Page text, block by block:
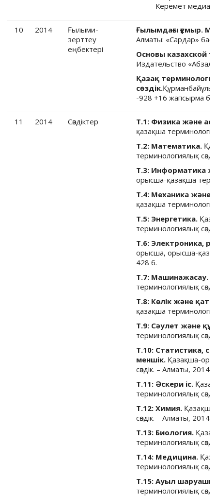
Керемет медиа,
10 2014
Ғылыми-
зерттеу
еңбектері
Ғылымдағы ғұмыр.
Алматы: «Сардар»
Основы казахской
Издательство «Абзал
Қазақ
сөздік.
-928 +16 жапсырма б.
11 2014 Cөздіктер
Т.1: Физика және
қазақша
Т.2: Математика.
терминологиялық
Т.3: Информатика
орысша-қазақша
Т.4: Механика және
қазақша
Т.5: Энергетика.
терминологиялық
Т.6: Электроника,
орысша, орысша-
428 б.
Т.7: Машинажасау.
терминологиялық
Т.8: Көлік және
қазақша
Т.9: Сәулет және
терминологиялық
Т.10: Статистика,
меншік. Қазақша-
сөздік. – Алматы,
Т.11: Әскери іс.
терминологиялық
Т.12: Химия.
сөздік. – Алматы,
Т.13: Биология.
терминологиялық
Т.14: Медицина.
терминологиялық
Т.15: Ауыл
терминологиялық